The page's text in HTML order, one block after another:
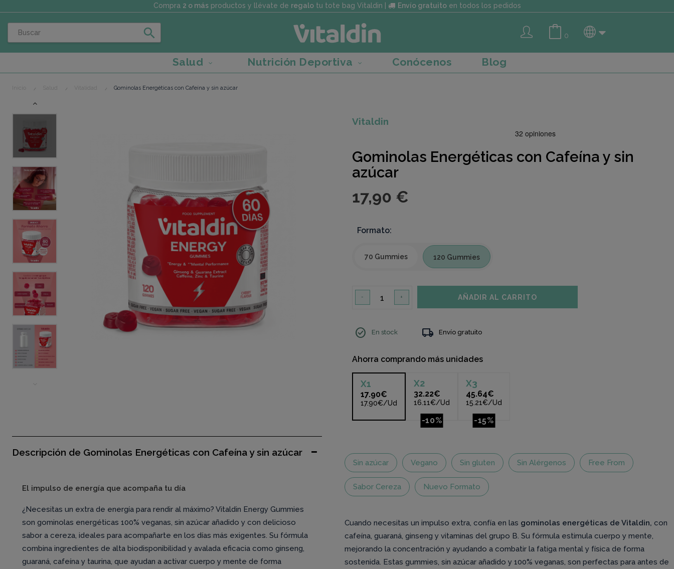
Compra 2 o másproductos y llévate de regalotu tote bag Vitaldin | Envío gratuitoen todos los pedidos
search 0
Salud Nutrición Deportiva Conócenos Blog
Vitalidad Gominolas Energéticas con Cafeína y sin azúcar
Vitaldin
Gominolas Energéticas con Cafeína y sin
azúcar
17,90 €
Formato:
70 Gummies 120 Gummies
- + AÑADIR AL CARRITO
check_circle En stock local_shipping Envío gratuito
Ahorra comprando más unidades
X1
17.90€
17.90€/Ud
X2
32.22€
16.11€/Ud
-10%
X3
45.64€
15.21€/Ud
-15%
Descripción de Gominolas Energéticas con Cafeína y sin azúcar
El impulso de energía que acompaña tu día
¿Necesitas un extra de energía para rendir al máximo? Vitaldin Energy Gummies
son gominolas energéticas 100% veganas, sin azúcar añadido y con delicioso
sabor a cereza, ideales para acompañarte en los días más exigentes. Su fórmula
combina ingredientes de alta biodisponibilidad y avalada eficacia como ginseng,
guaraná, cafeína y taurina, que ayudan a activar cuerpo y mente de forma
Sin azúcar Vegano Sin gluten Sin Alérgenos Free From
Sabor Cereza Nuevo Formato
Cuando necesitas un impulso extra, confía en las gominolas energéticas de Vitaldin, con
cafeína, guaraná, ginseng y vitaminas del grupo B. Su fórmula estimula cuerpo y mente,
mejorando la concentración y ayudando a combatir la fatiga mental y física de forma
sostenida. Estas gummies, sin azúcar añadido y 100% veganas, son perfectas para antes de